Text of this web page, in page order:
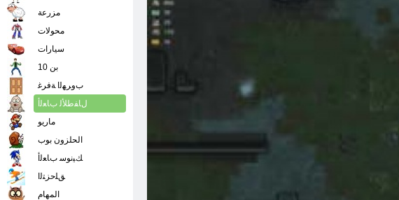
مزرعة
محولات
سيارات
بن 10
ﺏﻭﺮﻬﻟﺍ ﺔﻓﺮﻏ
ﻝﺎﻔﻃﻸ ﻟ ﺏﺎﻌﻟﺃ
ماريو
الحلزون بوب
ﻚﻴﻧﻮﺳ ﺏﺎﻌﻟﺃ
ﻖﻠﺣﺰﺘﻟﺍ
المهام